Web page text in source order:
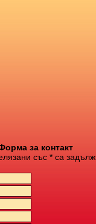
за контакт
със * са